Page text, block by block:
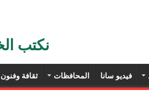
نكتب
فيديو سانا المحافظات ثقافة وفنون